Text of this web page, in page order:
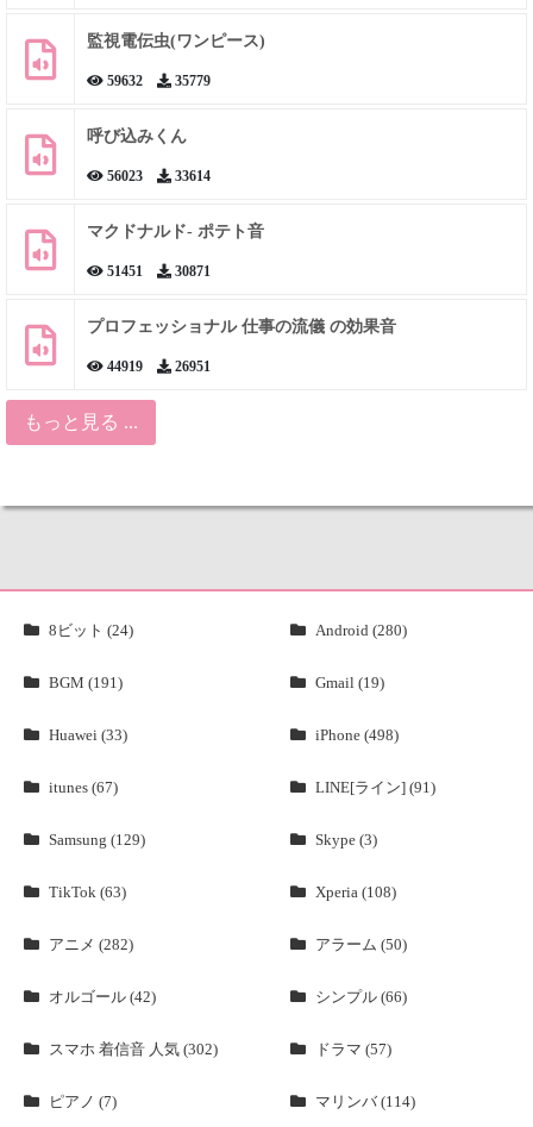
監視電伝虫(ワンピース)
59632 35779
呼び込みくん
56023 33614
マクドナルド- ポテト音
51451 30871
プロフェッショナル 仕事の流儀 の効果音
44919 26951
もっと見る ...
8ビット (24) Android (280)
BGM (191) Gmail (19)
Huawei (33) iPhone (498)
itunes (67) LINE[ライン] (91)
Samsung (129) Skype (3)
TikTok (63) Xperia (108)
アニメ (282) アラーム (50)
オルゴール (42) シンプル (66)
スマホ 着信音 人気 (302) ドラマ (57)
ピアノ (7) マリンバ (114)